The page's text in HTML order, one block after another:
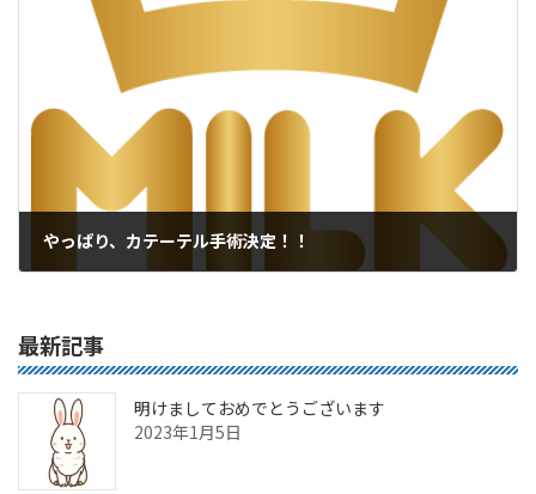
やっぱり、カテーテル手術決定！！
最新記事
明けましておめでとうございます
2023年1月5日